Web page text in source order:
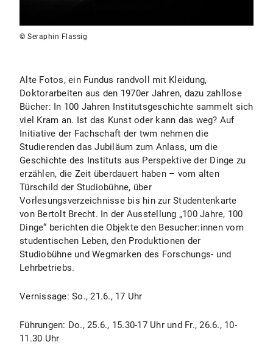
© Seraphin Flassig
Alte Fotos, ein Fundus randvoll mit Kleidung,
Doktorarbeiten aus den 1970er Jahren, dazu zahllose
Bücher: In 100 Jahren Institutsgeschichte sammelt sich
viel Kram an. Ist das Kunst oder kann das weg? Auf
Initiative der Fachschaft der twm nehmen die
Studierenden das Jubiläum zum Anlass, um die
Geschichte des Instituts aus Perspektive der Dinge zu
erzählen, die Zeit überdauert haben – vom alten
Türschild der Studiobühne, über
Vorlesungsverzeichnisse bis hin zur Studentenkarte
von Bertolt Brecht. In der Ausstellung „100 Jahre, 100
Dinge“ berichten die Objekte den Besucher:innen vom
studentischen Leben, den Produktionen der
Studiobühne und Wegmarken des Forschungs- und
Lehrbetriebs.
Vernissage: So., 21.6., 17 Uhr
Führungen: Do., 25.6., 15.30-17 Uhr und Fr., 26.6., 10-
11.30 Uhr